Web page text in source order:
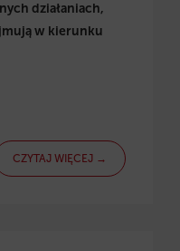
działaniach,
w kierunku
CZYTAJ WIĘCEJ →